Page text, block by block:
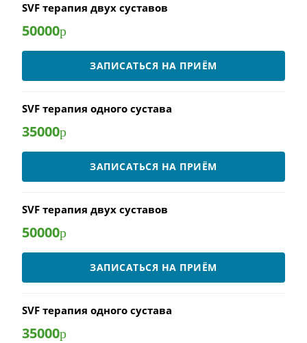
SVF терапия двух суставов
50000р
ЗАПИСАТЬСЯ НА ПРИЁМ
SVF терапия одного сустава
35000р
ЗАПИСАТЬСЯ НА ПРИЁМ
SVF терапия двух суставов
50000р
ЗАПИСАТЬСЯ НА ПРИЁМ
SVF терапия одного сустава
35000р